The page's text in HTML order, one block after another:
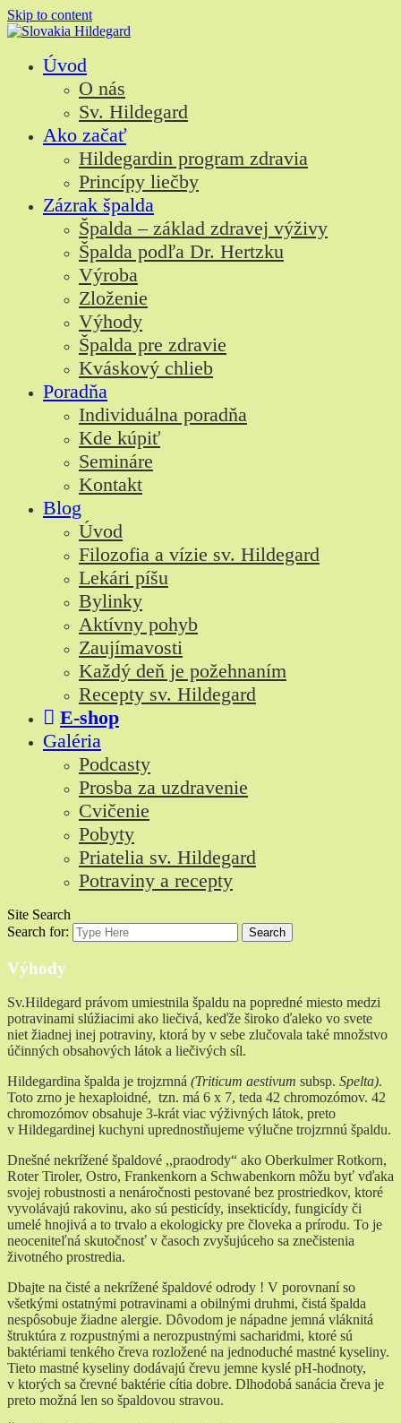
Skip to content
Úvod
O nás
Sv. Hildegard
Ako začať
Hildegardin program zdravia
Princípy liečby
Zázrak špalda
Špalda – základ zdravej výživy
Špalda podľa Dr. Hertzku
Výroba
Zloženie
Výhody
Špalda pre zdravie
Kváskový chlieb
Poradňa
Individuálna poradňa
Kde kúpiť
Semináre
Kontakt
Blog
Úvod
Filozofia a vízie sv. Hildegard
Lekári píšu
Bylinky
Aktívny pohyb
Zaujímavosti
Každý deň je požehnaním
Recepty sv. Hildegard
E-shop
Galéria
Podcasty
Prosba za uzdravenie
Cvičenie
Pobyty
Priatelia sv. Hildegard
Potraviny a recepty
Site Search
Search for:
Search
Výhody
Sv.Hildegard právom umiestnila špaldu na popredné miesto medzi
potravinami slúžiacimi ako liečivá, keďže široko ďaleko vo svete
niet žiadnej inej potraviny, ktorá by v sebe zlučovala také množstvo
účinných obsahových látok a liečivých síl.
Hildegardina špalda je trojzrnná (Triticum aestivum subsp. Spelta).
Toto zrno je hexaploidné, tzn. má 6 x 7, teda 42 chromozómov. 42
chromozómov obsahuje 3-krát viac výživných látok, preto
v Hildegardinej kuchyni uprednostňujeme výlučne trojzrnnú špaldu.
Dnešné nekrížené špaldové ,,praodrody“ ako Oberkulmer Rotkorn,
Roter Tiroler, Ostro, Frankenkorn a Schwabenkorn môžu byť vďaka
svojej robustnosti a nenáročnosti pestované bez prostriedkov, ktoré
vyvolávajú rakovinu, ako sú pesticídy, insekticídy, fungicídy či
umelé hnojivá a to trvalo a ekologicky pre človeka a prírodu. To je
neoceniteľná skutočnosť v časoch zvyšujúceho sa znečistenia
životného prostredia.
Dbajte na čisté a nekrížené špaldové odrody ! V porovnaní so
všetkými ostatnými potravinami a obilnými druhmi, čistá špalda
nespôsobuje žiadne alergie. Dôvodom je nápadne jemná vláknitá
štruktúra z rozpustnými a nerozpustnými sacharidmi, ktoré sú
baktériami tenkého čreva rozložené na jednoduché mastné kyseliny.
Tieto mastné kyseliny dodávajú črevu jemne kyslé pH-hodnoty,
v ktorých sa črevné baktérie cítia dobre. Dlhodobá sanácia čreva je
preto možná len so špaldovou stravou.